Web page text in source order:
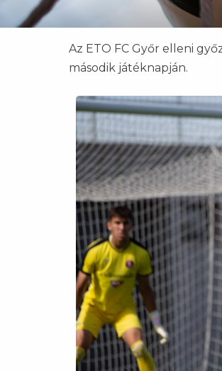
Az ETO FC Győr elleni
második játéknapján.